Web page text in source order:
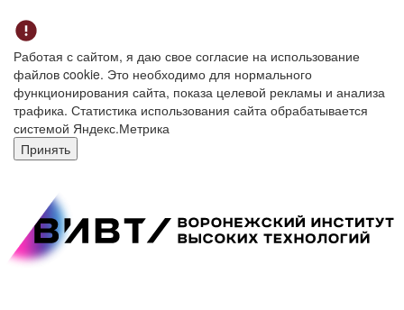
Работая с сайтом, я даю свое согласие на использование
файлов cookie. Это необходимо для нормального
функционирования сайта, показа целевой рекламы и анализа
трафика. Статистика использования сайта обрабатывается
системой Яндекс.Метрика
Принять